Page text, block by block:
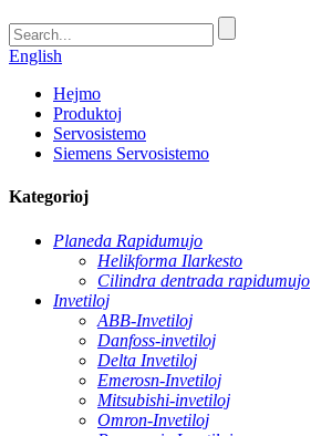
English
Hejmo
Produktoj
Servosistemo
Siemens Servosistemo
Kategorioj
Planeda Rapidumujo
Helikforma Ilarkesto
Cilindra dentrada rapidumujo
Invetiloj
ABB-Invetiloj
Danfoss-invetiloj
Delta Invetiloj
Emerosn-Invetiloj
Mitsubishi-invetiloj
Omron-Invetiloj